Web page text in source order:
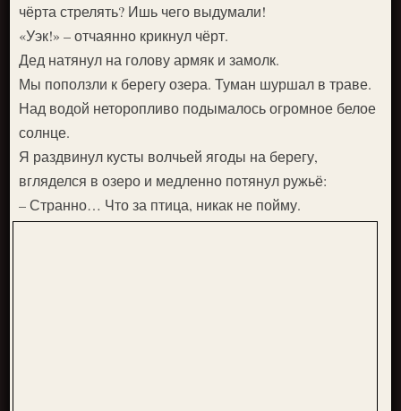
чёрта стрелять? Ишь чего выдумали!
«Уэк!» – отчаянно крикнул чёрт.
Дед натянул на голову армяк и замолк.
Мы поползли к берегу озера. Туман шуршал в траве.
Над водой неторопливо подымалось огромное белое
солнце.
Я раздвинул кусты волчьей ягоды на берегу,
вгляделся в озеро и медленно потянул ружьё:
– Странно… Что за птица, никак не пойму.